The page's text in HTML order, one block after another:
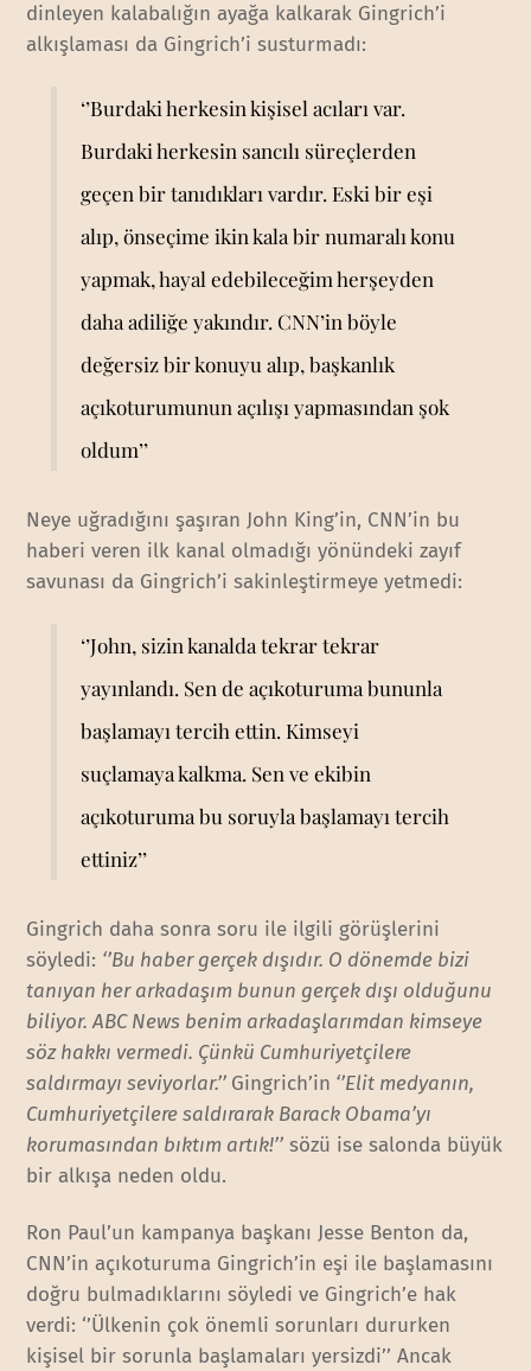
dinleyen kalabalığın ayağa kalkarak Gingrich’i
alkışlaması da Gingrich’i susturmadı:
‘’Burdaki herkesin kişisel acıları var.
Burdaki herkesin sancılı süreçlerden
geçen bir tanıdıkları vardır. Eski bir eşi
alıp, önseçime ikin kala bir numaralı konu
yapmak, hayal edebileceğim herşeyden
daha adiliğe yakındır. CNN’in böyle
değersiz bir konuyu alıp, başkanlık
açıkoturumunun açılışı yapmasından şok
oldum’’
Neye uğradığını şaşıran John King’in, CNN’in bu
haberi veren ilk kanal olmadığı yönündeki zayıf
savunası da Gingrich’i sakinleştirmeye yetmedi:
‘’John, sizin kanalda tekrar tekrar
yayınlandı. Sen de açıkoturuma bununla
başlamayı tercih ettin. Kimseyi
suçlamaya kalkma. Sen ve ekibin
açıkoturuma bu soruyla başlamayı tercih
ettiniz’’
Gingrich daha sonra soru ile ilgili görüşlerini
söyledi: ‘’Bu haber gerçek dışıdır. O dönemde bizi
tanıyan her arkadaşım bunun gerçek dışı olduğunu
biliyor. ABC News benim arkadaşlarımdan kimseye
söz hakkı vermedi. Çünkü Cumhuriyetçilere
saldırmayı seviyorlar.’’ Gingrich’in ‘’Elit medyanın,
Cumhuriyetçilere saldırarak Barack Obama’yı
korumasından bıktım artık!’’ sözü ise salonda büyük
bir alkışa neden oldu.
Ron Paul’un kampanya başkanı Jesse Benton da,
CNN’in açıkoturuma Gingrich’in eşi ile başlamasını
doğru bulmadıklarını söyledi ve Gingrich’e hak
verdi: ‘’Ülkenin çok önemli sorunları dururken
kişisel bir sorunla başlamaları yersizdi’’ Ancak